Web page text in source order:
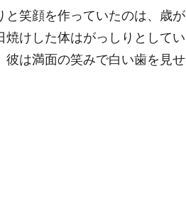
笑顔を作っていたのは、歳が
焼けした体はがっしりとしてい
は満面の笑みで白い歯を見せ